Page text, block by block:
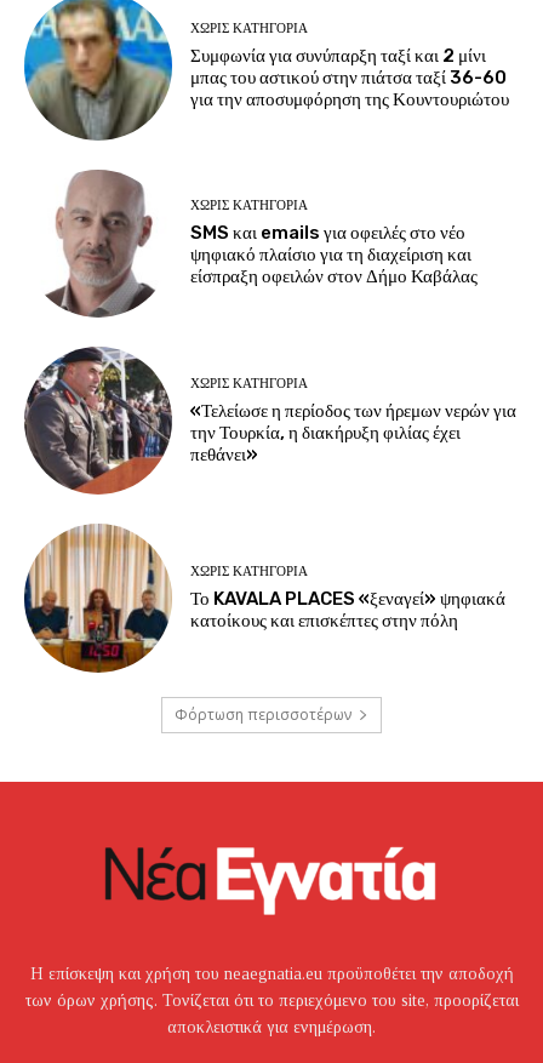
ΧΩΡΊΣ ΚΑΤΗΓΟΡΊΑ
Συμφωνία για συνύπαρξη ταξί και 2 μίνι
μπας του αστικού στην πιάτσα ταξί 36-60
για την αποσυμφόρηση της Κουντουριώτου
ΧΩΡΊΣ ΚΑΤΗΓΟΡΊΑ
SMS και emails για οφειλές στο νέο
ψηφιακό πλαίσιο για τη διαχείριση και
είσπραξη οφειλών στον Δήμο Καβάλας
ΧΩΡΊΣ ΚΑΤΗΓΟΡΊΑ
«Τελείωσε η περίοδος των ήρεμων νερών για
την Τουρκία, η διακήρυξη φιλίας έχει
πεθάνει»
ΧΩΡΊΣ ΚΑΤΗΓΟΡΊΑ
Το KAVALA PLACES «ξεναγεί» ψηφιακά
κατοίκους και επισκέπτες στην πόλη
Φόρτωση περισσοτέρων
Η επίσκεψη και χρήση του neaegnatia.eu προϋποθέτει την αποδοχή
των όρων χρήσης. Τονίζεται ότι το περιεχόμενο του site, προορίζεται
αποκλειστικά για ενημέρωση.